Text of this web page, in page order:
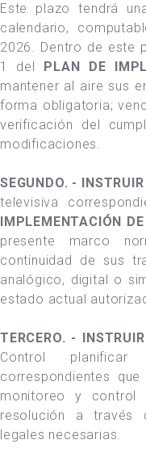
Este plazo tendrá
calendario,
2026. Dentro de este
1 del PLAN DE
mantener al aire sus
forma obligatoria;
verificación del
modificaciones.
SEGUNDO. - INSTRUIR
televisiva
IMPLEMENTACIÓN
presente marco
continuidad de sus
analógico, digital o
estado actual
TERCERO. - INSTRUIR
Control
correspondientes
monitoreo y control
resolución a través
legales necesarias.